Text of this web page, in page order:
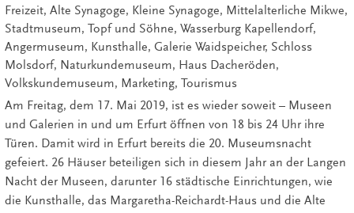
Freizeit, Alte Synagoge, Kleine Synagoge, Mittelalterliche Mikwe,
Stadtmuseum, Topf und Söhne, Wasserburg Kapellendorf,
Angermuseum, Kunsthalle, Galerie Waidspeicher, Schloss
Molsdorf, Naturkundemuseum, Haus Dacheröden,
Volkskundemuseum, Marketing, Tourismus
Am Freitag, dem 17. Mai 2019, ist es wieder soweit – Museen
und Galerien in und um Erfurt öffnen von 18 bis 24 Uhr ihre
Türen. Damit wird in Erfurt bereits die 20. Museumsnacht
gefeiert. 26 Häuser beteiligen sich in diesem Jahr an der Langen
Nacht der Museen, darunter 16 städtische Einrichtungen, wie
die Kunsthalle, das Margaretha-Reichardt-Haus und die Alte